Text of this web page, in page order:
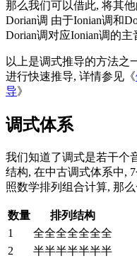
那么我们可以借此, 将其
Dorian调 由于Ionian调和
Dorian调对应Ionian调的
以上是调式推导的方法之
进行快速推导, 详情参见《
导》
调式体系
我们知道了调式是若干个
结构, 在中古调式体系中,
照数学排列组合计算, 那
数量
排列结构
1
全全全全全全全
2
半半半半半半半